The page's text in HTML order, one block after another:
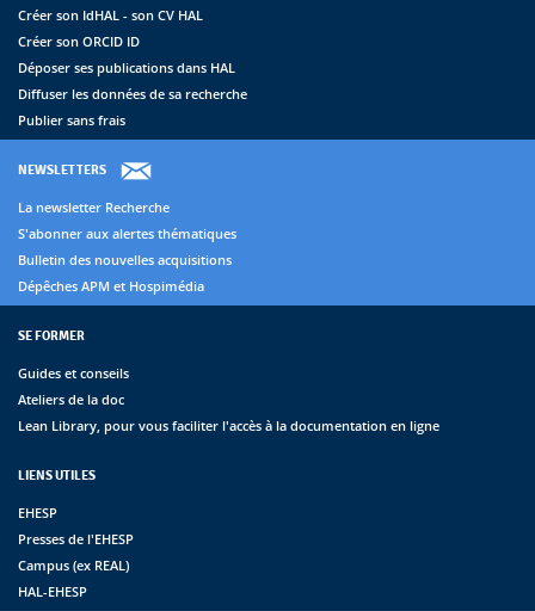
Créer son IdHAL - son CV HAL
Créer son ORCID ID
Déposer ses publications dans HAL
Diffuser les données de sa recherche
Publier sans frais
NEWSLETTERS
La newsletter Recherche
S'abonner aux alertes thématiques
Bulletin des nouvelles acquisitions
Dépêches APM et Hospimédia
SE FORMER
Guides et conseils
Ateliers de la doc
Lean Library, pour vous faciliter l'accès à la documentation en ligne
LIENS UTILES
EHESP
Presses de l'EHESP
Campus (ex REAL)
HAL-EHESP